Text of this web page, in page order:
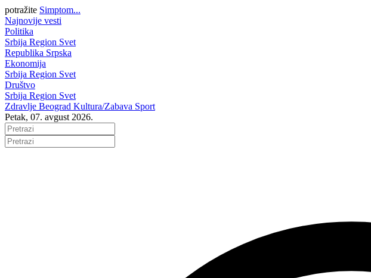
potražite Simptom...
Najnovije vesti
Politika
Srbija Region Svet
Republika Srpska
Ekonomija
Srbija Region Svet
Društvo
Srbija Region Svet
Zdravlje Beograd Kultura/Zabava Sport
Petak, 07. avgust 2026.